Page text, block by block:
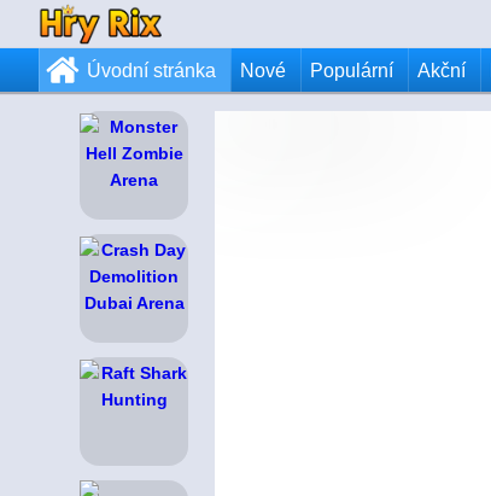
Úvodní stránka Nové Populární Akční